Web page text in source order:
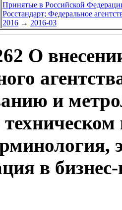
Принятые в Российской
Росстандарт; Федеральное
2016 → 2016-03
О
и
в